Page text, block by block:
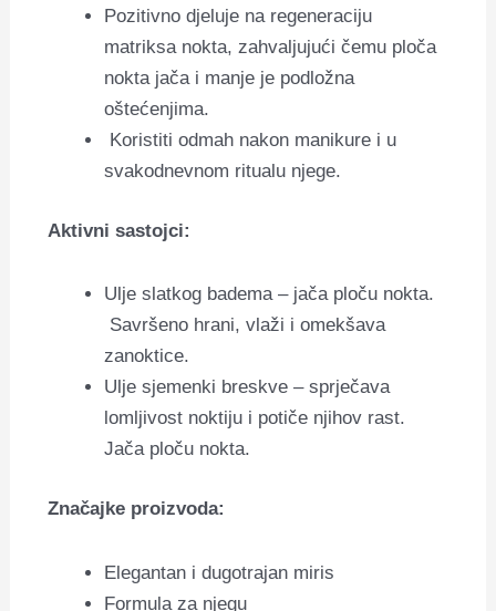
Pozitivno djeluje na regeneraciju
matriksa nokta, zahvaljujući čemu ploča
nokta jača i manje je podložna
oštećenjima.
Koristiti odmah nakon manikure i u
svakodnevnom ritualu njege.
Aktivni sastojci:
Ulje slatkog badema – jača ploču nokta.
Savršeno hrani, vlaži i omekšava
zanoktice.
Ulje sjemenki breskve – sprječava
lomljivost noktiju i potiče njihov rast.
Jača ploču nokta.
Značajke proizvoda:
Elegantan i dugotrajan miris
Formula za njegu